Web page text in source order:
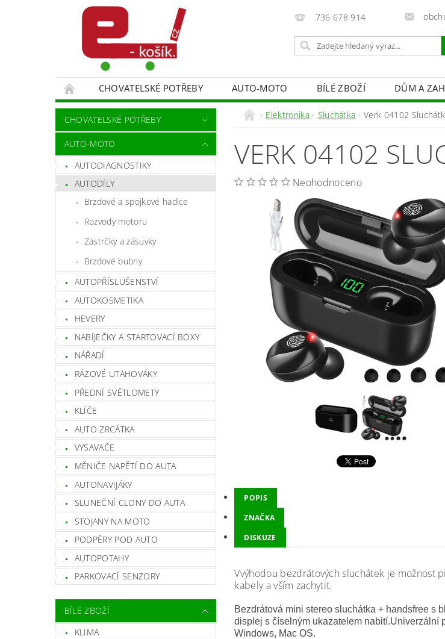
736 678 914
CHOVATELSKÉ POTŘEBY AUTO-MOTO BÍLÉ ZBOŽÍ DŮM A
MALÍŘSKÉ NÁŘADÍ DOPLŇKY
MONITOROVACÍ TECHNIKA A ALARMY
SPORT A TURISTIKA
DĚTSKÉ ZBOŽÍ
CHOVATELSKÉ POTŘEBY
AUTO-MOTO
AUTODIAGNOSTIKY
AUTODÍLY
Brzdové a spojkové hadice
Rozvody motoru
Zástrčky a zásuvky
Brzdové bubny
AUTOPŘÍSLUŠENSTVÍ
AUTOKOSMETIKA
HEVERY
NABÍJEČKY A STARTOVACÍ BOXY
NÁŘADÍ
RÁZOVÉ UTAHOVÁKY
PŘEDNÍ SVĚTLOMETY
KLÍČE
AUTO ZRCÁTKA
VYSAVAČE
MĚNIČE NAPĚTÍ DO AUTA
AUTONAVIJÁKY
SLUNEČNÍ CLONY DO AUTA
STOJANY NA MOTO
PODPĚRY POD AUTO
AUTOPOTAHY
PARKOVACÍ SENZORY
BÍLÉ ZBOŽÍ
KLIMA
Elektronika Sluchátka Verk 04102
VERK 04102
Neohodnoceno
POPIS
ZNAČKA
DISKUZE
Vvýhodou bezdrátových sluchátek je možnost
kabely a vším zachytit.
Bezdrátová mini stereo sluchátka + handsfree s
displej s číselným ukazatelem nabití.Univerzální
Windows, Mac OS.